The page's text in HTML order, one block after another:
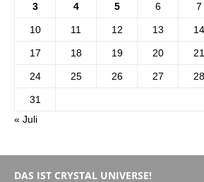
3 4 5 6 7
10 11 12 13 14
17 18 19 20 21
24 25 26 27 28
31
« Juli
DAS IST CRYSTAL UNIVERSE!